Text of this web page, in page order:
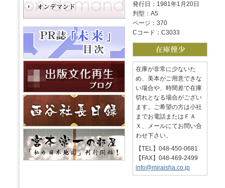
発行日：1981年1月20日
判型：A5
ページ：370
Cコード：C3033
在庫が非常に少ないた
め、美本がご用意できな
い場合や、時間差で在庫
切れとなる場合がござい
ます。ご希望の方は小社
までお電話またはＦＡ
Ｘ、メールにてお問い合
わせ下さい。
【TEL】048-450-0681
【FAX】048-469-2499
info@miraisha.co.jp